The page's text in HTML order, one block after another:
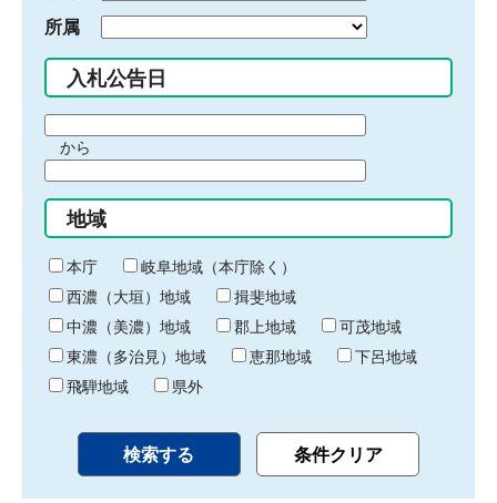
所属
入札公告日
間
始
り
から
間
終
わ
り
地域
本庁
岐阜地域（本庁除く）
西濃（大垣）地域
揖斐地域
中濃（美濃）地域
郡上地域
可茂地域
東濃（多治見）地域
恵那地域
下呂地域
飛騨地域
県外